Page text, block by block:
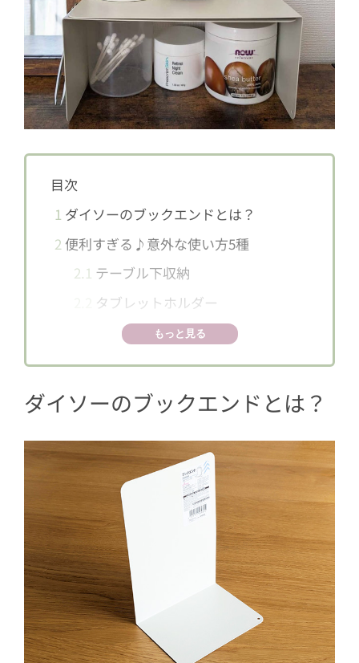
目次
1 ダイソーのブックエンドとは？
2 便利すぎる♪意外な使い方5種
2.1 テーブル下収納
タブレットホルダー
ちょっとした収納棚
2.4サイドテーブル
ブックエンド2つで小物棚
3
使い方はアイデア次第♪
もっと見る
ダイソーのブックエンドとは？